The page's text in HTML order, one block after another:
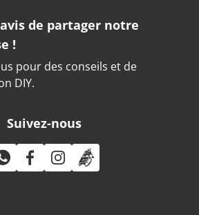
de partager notre
!
pour des conseils et de
DIY.
Suivez-nous